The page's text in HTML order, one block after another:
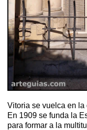
Vitoria se vuelca en la
En 1909 se funda la
para formar a la